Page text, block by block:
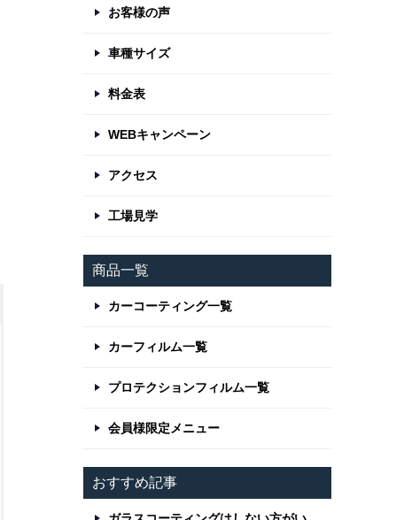
お客様の声
車種サイズ
料金表
WEBキャンペーン
アクセス
工場見学
商品一覧
カーコーティング一覧
カーフィルム一覧
プロテクションフィルム一覧
会員様限定メニュー
おすすめ記事